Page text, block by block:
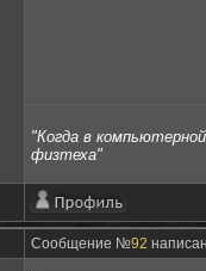
"Когда в
физтеха"
Сообщение №92